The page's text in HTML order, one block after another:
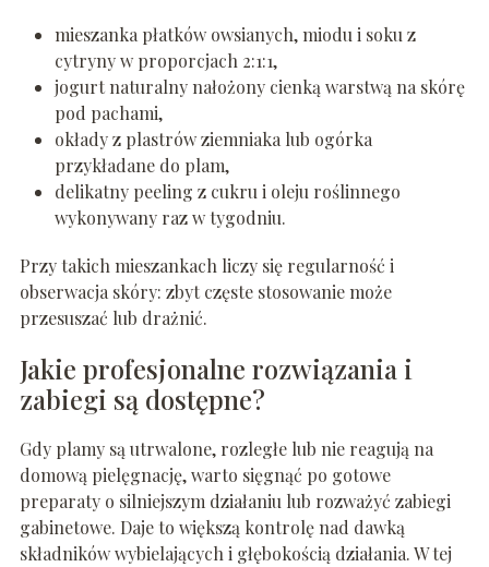
mieszanka płatków owsianych, miodu i soku z
cytryny w proporcjach 2:1:1,
jogurt naturalny nałożony cienką warstwą na skórę
pod pachami,
okłady z plastrów ziemniaka lub ogórka
przykładane do plam,
delikatny peeling z cukru i oleju roślinnego
wykonywany raz w tygodniu.
Przy takich mieszankach liczy się regularność i
obserwacja skóry: zbyt częste stosowanie może
przesuszać lub drażnić.
Jakie profesjonalne rozwiązania i
zabiegi są dostępne?
Gdy plamy są utrwalone, rozległe lub nie reagują na
domową pielęgnację, warto sięgnąć po gotowe
preparaty o silniejszym działaniu lub rozważyć zabiegi
gabinetowe. Daje to większą kontrolę nad dawką
składników wybielających i głębokością działania. W tej